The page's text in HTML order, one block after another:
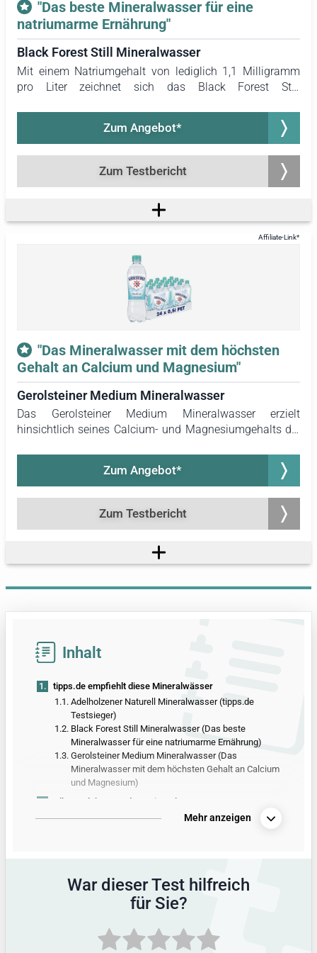
richtige Trinken von Wasser zur Deckung des
Flüssigkeitsbedarfs des Körpers werden ebenfalls
bereitgestellt. In einem kurzen Abschnitt wird zudem auf
die Untersuchungen und Testsieger der Mineralwasser-
Tests von Stiftung Warentest und Öko-Test eingegangen.
"Das beste Mineralwasser für eine
natriumarme Ernährung"
Black Forest Still Mineralwasser
Mit einem Natriumgehalt von lediglich 1,1 Milligramm
pro Liter zeichnet sich das Black Forest Still
unter all den getesteten Wässern aus. Diese Eigenschaft
macht es besonders geeignet für eine natriumarme
Eignung zur Zubereitung von Babynahrung betont. Im
Mineralwasser-Test von Öko-Test aus dem Jahr 2021
gute Gesamtnote. Das Wasser überzeugt durch sein
angenehm sanftes Mundgefühl beim Trinken. Während
der Geschmack als leicht säuerlich wahrgenommen
werden kann, wurde das Black Forest Still Mineralwasser
im Test insgesamt als erfrischend empfunden.
Zum Testbericht
Zum Angebot*
"Das Mineralwasser mit dem höchsten
Gehalt an Calcium und Magnesium"
Gerolsteiner Medium Mineralwasser
Das Gerolsteiner Medium Mineralwasser erzielt
hinsichtlich seines Calcium- und Magnesiumgehalts die
108 Milligramm Magnesium pro Liter übertrifft es alle
anderen Mineralwässer im Alltagstest und deckt jeweils
Calcium sowie ein Viertel für Magnesium pro Liter ab.
Zudem beeindruckte das Wasser durch seine griffige und
Warentest aus dem Jahr 2023 erhielt das Gerolsteiner
Medium Mineralwasser eine gute Gesamtnote von 1,8.
Zum Testbericht
Zum Angebot*
Inhalt
1.
tipps.de empfiehlt diese Mineralwässer
1.1. Adelholzener Naturell Mineralwasser (tipps.de
Testsieger)
1.2. Black Forest Still Mineralwasser (Das beste
Mineralwasser für eine natriumarme Ernährung)
1.3. Gerolsteiner Medium Mineralwasser (Das
Mineralwasser mit dem höchsten Gehalt an Calcium
und Magnesium)
2.
Alle Produkte aus dem Mineralwasser-Test
3. Vergleichstabelle mit allen Produktdetails
Mehr anzeigen
War dieser Test hilfreich
für Sie?